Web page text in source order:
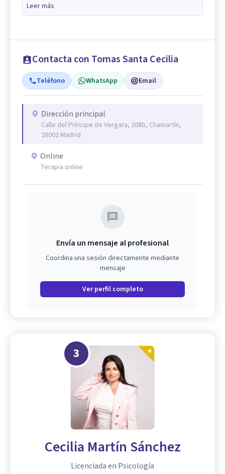
Leer más
Contacta con Tomas Santa Cecilia
Teléfono WhatsApp Email
Dirección principal
Calle del Príncipe de Vergara, 208b, Chamartín,
28002 Madrid
Online
Terapia online
Envía un mensaje al profesional
Coordina una sesión directamente mediante
mensaje
Ver perfil completo
3
Cecilia Martín Sánchez
Licenciada en Psicología